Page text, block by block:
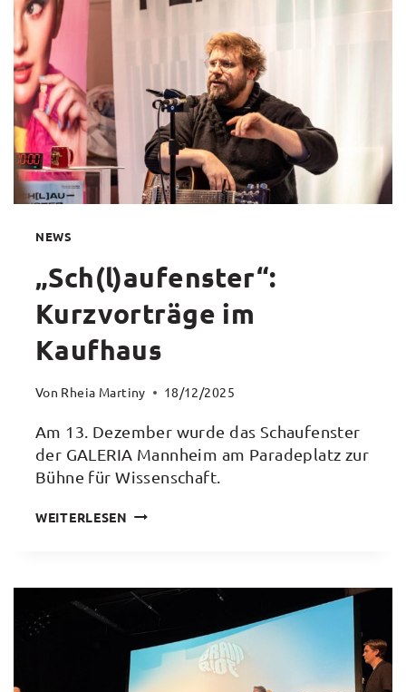
STADT
NEWS
„Sch(l)aufenster“:
Kurzvorträge im
Kaufhaus
Von Rheia Martiny 18/12/2025
Am 13. Dezember wurde das Schaufenster
der GALERIA Mannheim am Paradeplatz zur
Bühne für Wissenschaft.
WEITERLESEN „SCH(L)AUFENSTER“: